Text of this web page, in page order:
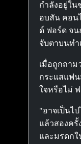
กำลังอยู่ใน
อบสัน คอน
ด์ ฟอร์ด จ
จับตาบนท
เมื่อถูกถาม
กระแสแฟน
ใจหรือไม่
"อาจเป็นไ
แล้วสองครั้
และมรดกใ